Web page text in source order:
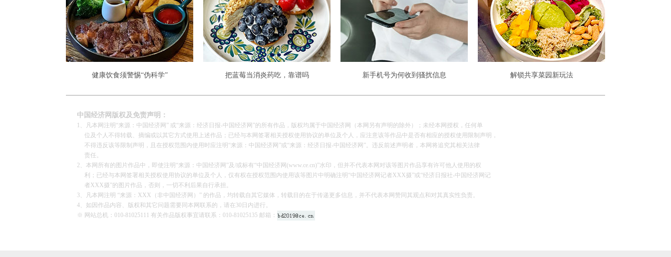
健康饮食须警惕“伪科学” 把蓝莓当消炎药吃，靠谱吗 新手机号为何收到骚扰信息 解锁共享菜园新玩法
中国经济网版权及免责声明：
1、凡本网注明“来源：中国经济网” 或“来源：经济日报-中国经济网”的所有作品，版权均属于中国经济网（本网另有声明的除外）；未经本网授权，任何单
位及个人不得转载、摘编或以其它方式使用上述作品；已经与本网签署相关授权使用协议的单位及个人，应注意该等作品中是否有相应的授权使用限制声明，
不得违反该等限制声明，且在授权范围内使用时应注明“来源：中国经济网”或“来源：经济日报-中国经济网”。违反前述声明者，本网将追究其相关法律
责任。
2、本网所有的图片作品中，即使注明“来源：中国经济网”及/或标有“中国经济网(www.ce.cn)”水印，但并不代表本网对该等图片作品享有许可他人使用的权
利；已经与本网签署相关授权使用协议的单位及个人，仅有权在授权范围内使用该等图片中明确注明“中国经济网记者XXX摄”或“经济日报社-中国经济网记
者XXX摄”的图片作品，否则，一切不利后果自行承担。
3、凡本网注明 “来源：XXX（非中国经济网）” 的作品，均转载自其它媒体，转载目的在于传递更多信息，并不代表本网赞同其观点和对其真实性负责。
4、如因作品内容、版权和其它问题需要同本网联系的，请在30日内进行。
※ 网站总机：010-81025111 有关作品版权事宜请联系：010-81025135 邮箱：